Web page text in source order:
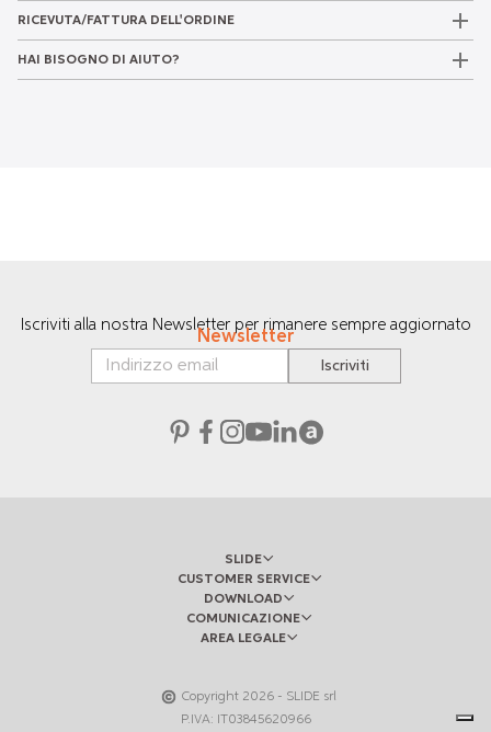
RICEVUTA/FATTURA DELL'ORDINE
HAI BISOGNO DI AIUTO?
Iscriviti alla nostra Newsletter per rimanere sempre aggiornato
Newsletter
Iscriviti
SLIDE
CUSTOMER SERVICE
DOWNLOAD
COMUNICAZIONE
AREA LEGALE
Copyright 2026- SLIDE srl
P.IVA: IT03845620966